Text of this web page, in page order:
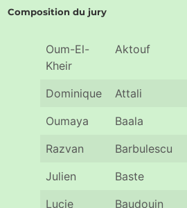
Composition du jury
Oum-El-
Kheir
Aktouf
Dominique Attali
Oumaya
Baala
Razvan
Barbulescu
Julien
Baste
Lucie
Baudouin